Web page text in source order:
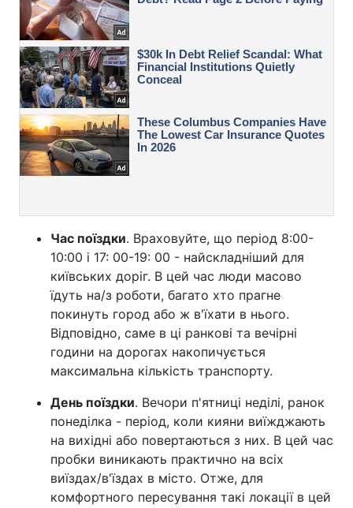
Час поїздки. Враховуйте, що період 8:00-
10:00 і 17: 00-19: 00 - найскладніший для
київських доріг. В цей час люди масово
їдуть на/з роботи, багато хто прагне
покинуть город або ж в'їхати в нього.
Відповідно, саме в ці ранкові та вечірні
години на дорогах накопичується
максимальна кількість транспорту.
День поїздки. Вечори п'ятниці неділі, ранок
понеділка - період, коли кияни виїжджають
на вихідні або повертаються з них. В цей час
пробки виникають практично на всіх
виїздах/в'їздах в місто. Отже, для
комфортного пересування такі локації в цей